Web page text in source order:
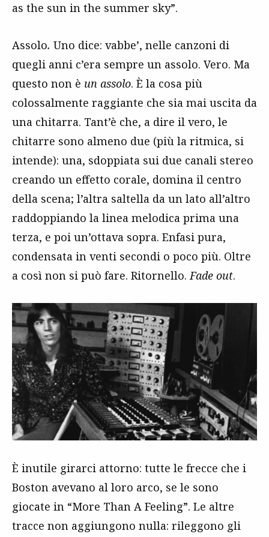
as the sun in the summer sky”.
Assolo. Uno dice: vabbe’, nelle canzoni di
quegli anni c’era sempre un assolo. Vero. Ma
questo non è un assolo. È la cosa più
colossalmente raggiante che sia mai uscita da
una chitarra. Tant’è che, a dire il vero, le
chitarre sono almeno due (più la ritmica, si
intende): una, sdoppiata sui due canali stereo
creando un effetto corale, domina il centro
della scena; l’altra saltella da un lato all’altro
raddoppiando la linea melodica prima una
terza, e poi un’ottava sopra. Enfasi pura,
condensata in venti secondi o poco più. Oltre
a così non si può fare. Ritornello.Fade out.
È inutile girarci attorno: tutte le frecce che i
Boston avevano al loro arco, se le sono
giocate in “More Than A Feeling”. Le altre
tracce non aggiungono nulla: rileggono gli